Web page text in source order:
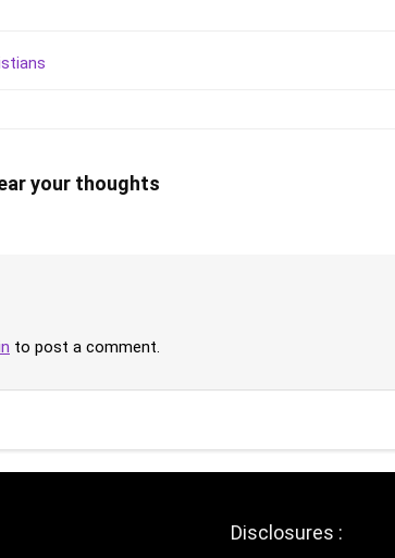
your thoughts
to post a comment.
Disclosures :